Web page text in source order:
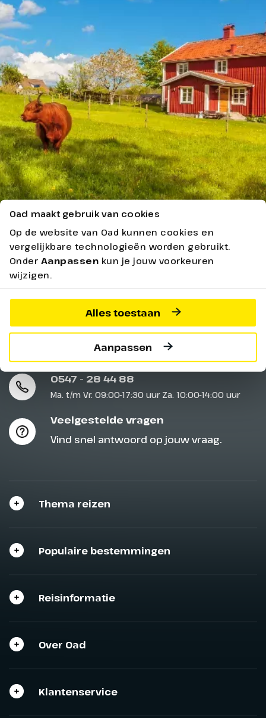
Oad maakt gebruik van cookies
Op de website van Oad kunnen cookies en
vergelijkbare technologieën worden gebruikt.
Onder Aanpassen kun je jouw voorkeuren
wijzigen.
Alles toestaan
Aanpassen
Ontdek meer
Service & contact
0547 - 28 44 88
Ma. t/m Vr. 09:00-17:30 uur Za. 10:00-14:00 uur
Veelgestelde vragen
Vind snel antwoord op jouw vraag.
Thema reizen
Populaire bestemmingen
Reisinformatie
Over Oad
Klantenservice